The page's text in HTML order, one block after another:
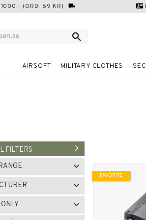
1000:- (ORD. 69 KR) local_shipping contact_mail
AIRSOFT MILITARY CLOTHES
FILTERS
2 520
SILVA
2
FAVORITE